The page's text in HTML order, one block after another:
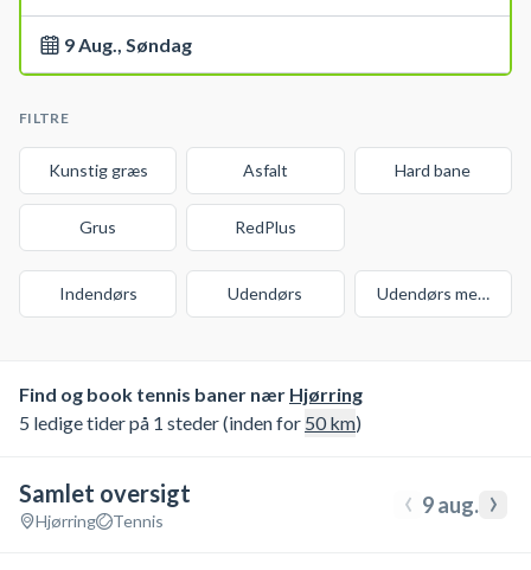
9 Aug., Søndag
FILTRE
Kunstig græs Asfalt Hard bane
Grus RedPlus
Indendørs Udendørs Udendørs med
Find og book tennis baner nær Hjørring
5 ledige tider på 1 steder (inden for 50km)
Samlet oversigt
Hjørring Tennis ‹ 9 aug. ›